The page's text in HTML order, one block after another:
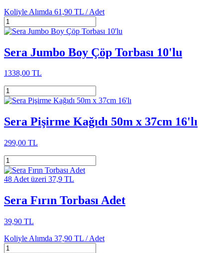
Koliyle Alımda 61,90 TL /Adet
Sera Jumbo Boy Çöp Torbası 10'lu
1338,00 TL
Sera Pişirme Kağıdı 50m x 37cm 16'lı
299,00 TL
48 Adet üzeri 37,9 TL
Sera Fırın Torbası Adet
39,90 TL
Koliyle Alımda 37,90 TL /Adet